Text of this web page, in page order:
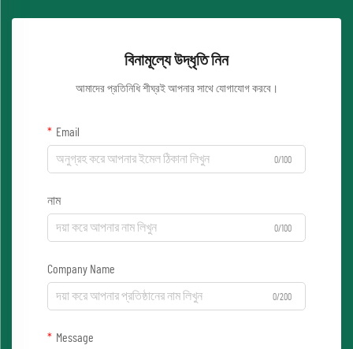
বিনামূল্যে উদ্ধৃতি নিন
আমাদের প্রতিনিধি শীঘ্রই আপনার সাথে যোগাযোগ করবে।
Email
0/100
নাম
0/100
Company Name
0/200
Message